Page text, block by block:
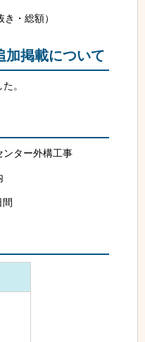
・総額）
加掲載について
。
ンター外構工事
間